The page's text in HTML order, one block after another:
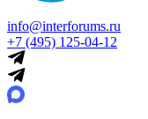
info@interforums.ru
+7 (495) 125-04-12